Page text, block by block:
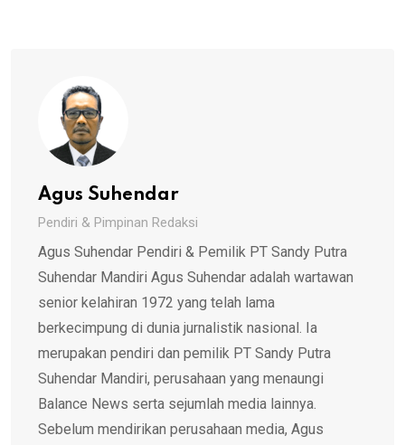
Agus Suhendar
Pendiri & Pimpinan Redaksi
Agus Suhendar Pendiri & Pemilik PT Sandy Putra
Suhendar Mandiri Agus Suhendar adalah wartawan
senior kelahiran 1972 yang telah lama
berkecimpung di dunia jurnalistik nasional. Ia
merupakan pendiri dan pemilik PT Sandy Putra
Suhendar Mandiri, perusahaan yang menaungi
Balance News serta sejumlah media lainnya.
Sebelum mendirikan perusahaan media, Agus